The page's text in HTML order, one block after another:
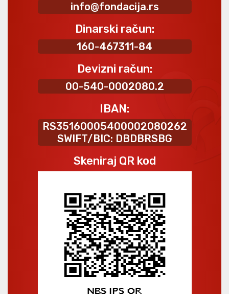
info@fondacija.rs
Dinarski račun:
160-467311-84
Devizni račun:
00-540-0002080.2
IBAN:
RS35160005400002080262
SWIFT/BIC: DBDBRSBG
Skeniraj QR kod